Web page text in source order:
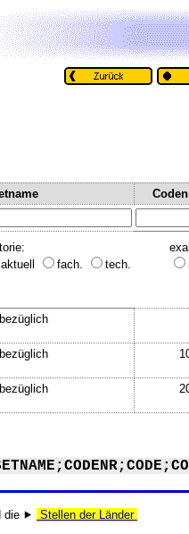
aktuell
fach. tech.
die ⯈
Stellen der Länder